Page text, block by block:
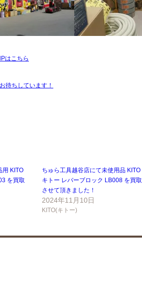
はこちら
待ちしています！
用 KITO
を買取
ちゅら工具越谷店にて未使用品 KITO
キトー レバーブロック LB008 を買取
させて頂きました！
2024年11月10日
KITO(キトー)